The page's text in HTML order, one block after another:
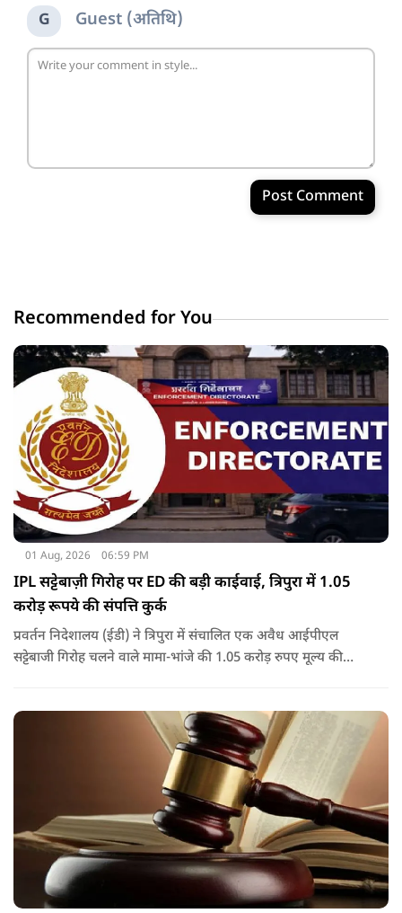
G Guest (अतिथि)
Post Comment
Recommended for You
01 Aug, 2026 06:59 PM
IPL सट्टेबाज़ी गिरोह पर ED की बड़ी काईवाई, त्रिपुरा में 1.05
करोड़ रूपये की संपत्ति कुर्क
प्रवर्तन निदेशालय (ईडी) ने त्रिपुरा में संचालित एक अवैध आईपीएल
सट्टेबाजी गिरोह चलने वाले मामा-भांजे की 1.05 करोड़ रुपए मूल्य की